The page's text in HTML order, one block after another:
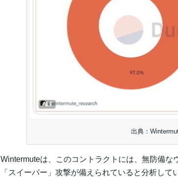
出典：
Wintermuteは、このコントラクトには、無防備な
「スイーパー」攻撃が備えられていると分析して